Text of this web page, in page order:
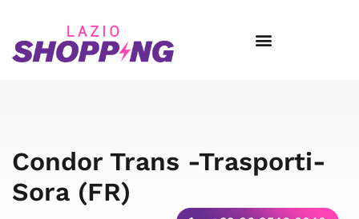
Condor Trans -Trasporti-
Sora (FR)